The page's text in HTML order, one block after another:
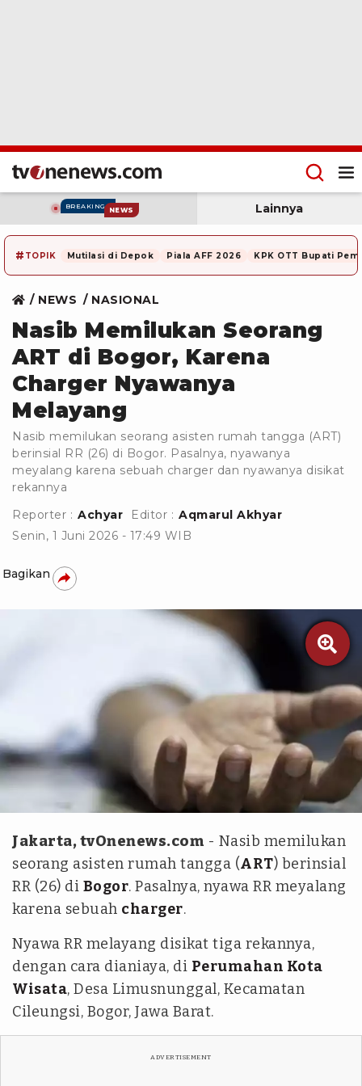
BREAKING NEWS Lainnya
# TOPIK Mutilasi di Depok Piala AFF 2026 KPK OTT Bupati
NEWS NASIONAL
Nasib Memilukan Seorang
ART di Bogor, Karena
Charger Nyawanya
Melayang
Nasib memilukan seorang asisten rumah tangga (ART)
berinsial RR (26) di Bogor. Pasalnya, nyawanya
meyalang karena sebuah charger dan nyawanya disikat
rekannya
Reporter : Achyar Editor : Aqmarul Akhyar
Senin, 1 Juni 2026 - 17:49 WIB
Bagikan

Jakarta, tvOnenews.com - Nasib memilukan
seorang asisten rumah tangga (ART) berinsial
RR (26) di Bogor. Pasalnya, nyawa RR meyalang
karena sebuah charger.
Nyawa RR melayang disikat tiga rekannya,
dengan cara dianiaya, di Perumahan Kota
Wisata, Desa Limusnunggal, Kecamatan
Cileungsi, Bogor, Jawa Barat.
ADVERTISEMENT